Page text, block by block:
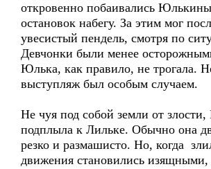
откровенно побаивались
остановок набегу. За этим мог
увесистый пендель, смотря по
Девчонки были менее
Юлька, как правило, не трогала.
выступляж был особым случаем.
Не чуя под собой земли от
подплыла к Лильке. Обычно она
резко и размашисто. Но, когда
движения становились изящными,